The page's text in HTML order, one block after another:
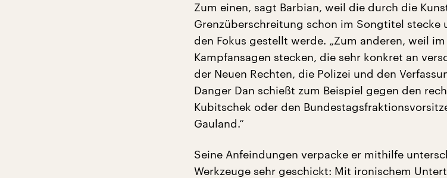
Zum einen, sagt Barbian, weil die durch die
Grenzüberschreitung schon im Songtitel stecke
den Fokus gestellt werde. „Zum anderen, weil
Kampfansagen stecken, die sehr konkret an
der Neuen Rechten, die Polizei und den
Danger Dan schießt zum Beispiel gegen den
Kubitschek oder den
Gauland.“
Seine Anfeindungen verpacke er mithilfe
Werkzeuge sehr geschickt: Mit ironischem